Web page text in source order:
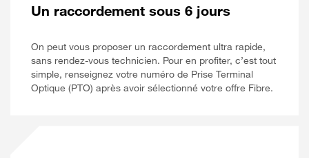
Un raccordement sous 6 jours
On peut vous proposer un raccordement ultra rapide,
sans rendez-vous technicien. Pour en profiter, c’est tout
simple, renseignez votre numéro de Prise Terminal
Optique (PTO) après avoir sélectionné votre offre Fibre.